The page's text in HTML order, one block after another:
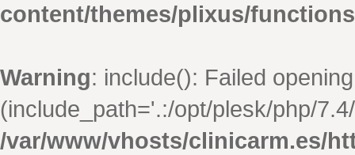
content/themes/plixus/
Warning: include(): Failed
(include_path='.:/opt/plesk/php/
/var/www/vhosts/clinicarm.es/